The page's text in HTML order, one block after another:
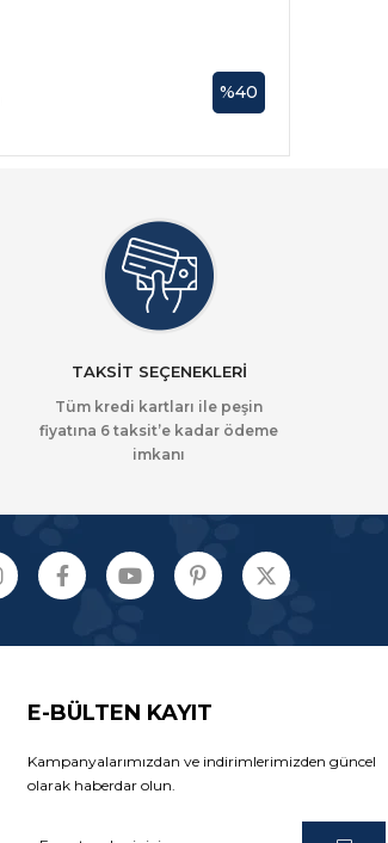
%40
TAKSİT SEÇENEKLERİ
Tüm kredi kartları ile peşin
fiyatına 6 taksit’e kadar ödeme
imkanı
E-BÜLTEN KAYIT
Kampanyalarımızdan ve indirimlerimizden güncel
olarak haberdar olun.